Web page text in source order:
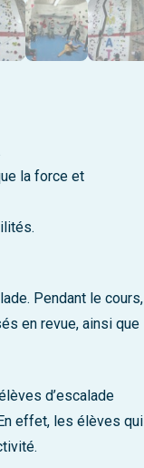
la force et
Pendant le cours,
en revue, ainsi que
d’escalade
effet, les élèves qui